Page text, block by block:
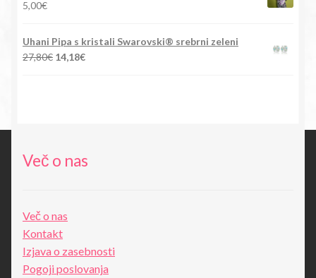
5,00€
Uhani Pipa s kristali Swarovski® srebrni zeleni
27,80€ Izvirna
14,18€Trenutna
Več o nas
Več o nas
Kontakt
Izjava o zasebnosti
Pogoji poslovanja